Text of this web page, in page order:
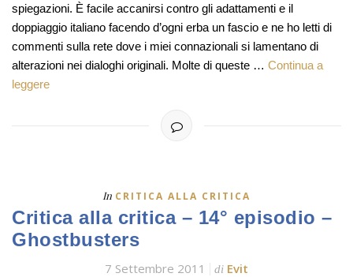
spiegazioni. È facile accanirsi contro gli adattamenti e il
doppiaggio italiano facendo d’ogni erba un fascio e ne ho letti di
commenti sulla rete dove i miei connazionali si lamentano di
alterazioni nei dialoghi originali. Molte di queste … Continua a
leggere
In CRITICA ALLA CRITICA
Critica alla critica – 14° episodio –
Ghostbusters
7 Settembre 2011 di Evit